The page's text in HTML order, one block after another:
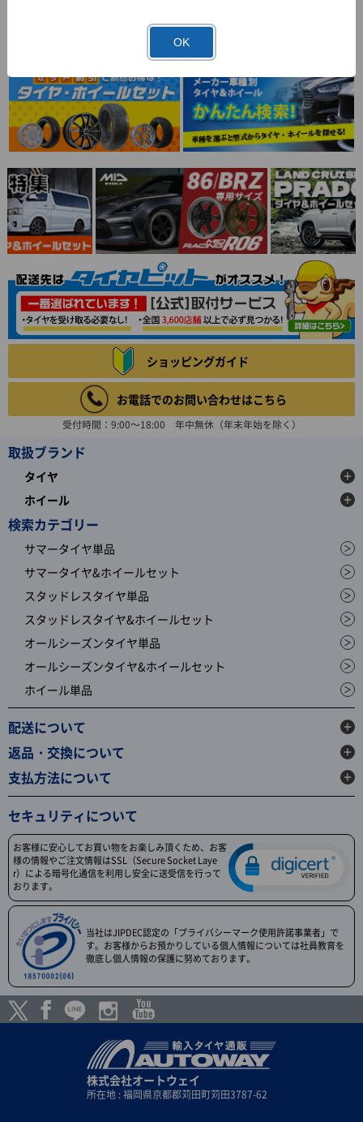
ショッピングガイド
お電話でのお問い合わせはこちら
受付時間：9:00～18:00 年中無休（年末年始を除く）
取扱ブランド
タイヤ
ホイール
検索カテゴリー
サマータイヤ単品
サマータイヤ&ホイールセット
スタッドレスタイヤ単品
スタッドレスタイヤ&ホイールセット
オールシーズンタイヤ単品
オールシーズンタイヤ&ホイールセット
ホイール単品
配送について
返品・交換について
支払方法について
セキュリティについて
お客様に安心してお買い物をお楽しみ頂くため、お客
様の情報やご注文情報はSSL（Secure Socket Laye
r）による暗号化通信を利用し安全に送受信を行って
おります。
当社はJIPDEC認定の「プライバシーマーク使用許諾事業者」で
す。お客様からお預かりしている個人情報については社員教育を
徹底し個人情報の保護に努めております。
株式会社オートウェイ
所在地 : 福岡県京都郡苅田町苅田3787-62
OK